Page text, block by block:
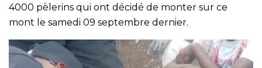
4000 pèlerins qui ont décidé de monter sur ce
mont le samedi 09 septembre dernier.